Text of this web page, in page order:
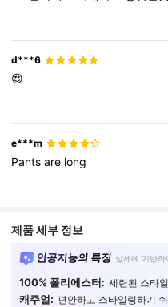
d***6
😍
e***m
Pantsare long
제품 세부 정보
인공지능의 특징 상세에 기반하
100% 폴리에스터: 세련된 스타
캐주얼: 편안하고 스타일링하기